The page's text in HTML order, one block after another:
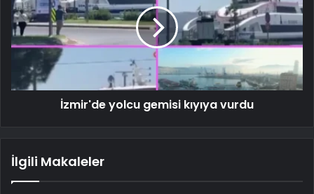
İzmir'de yolcu gemisi kıyıya vurdu
İlgili Makaleler